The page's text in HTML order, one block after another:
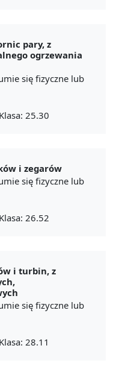
pary, z
ogrzewania
się fizyczne lub
25.30
i zegarów
się fizyczne lub
26.52
i turbin, z
się fizyczne lub
28.11